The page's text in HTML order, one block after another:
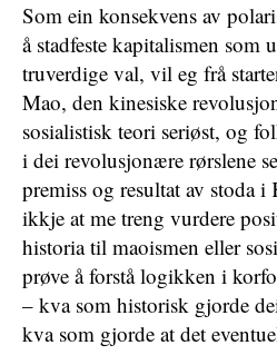
Som ein konsekvens av
å stadfeste kapitalismen som
truverdige val, vil eg frå
Mao, den kinesiske
sosialistisk teori seriøst, og
i dei revolusjonære rørslene
premiss og resultat av stoda
ikkje at me treng vurdere
historia til maoismen eller
prøve å forstå logikken i
– kva som historisk gjorde
kva som gjorde at det